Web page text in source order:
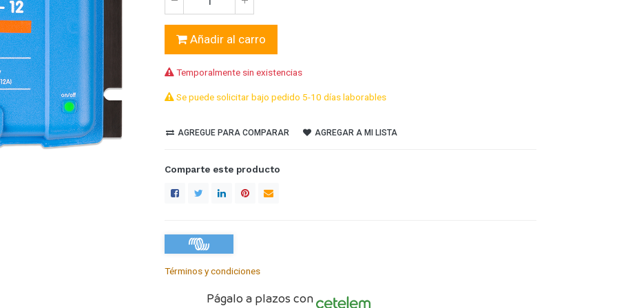
Añadir al carro
Temporalmente sin existencias
Se puede solicitar bajo pedido 5-10 días laborables
AGREGUE PARA COMPARAR AGREGAR A MI LISTA
Comparte este producto
Términos y condiciones
Págalo a plazos con